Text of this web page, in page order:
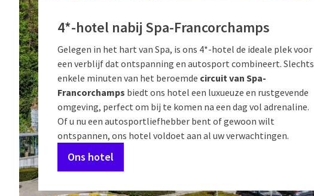
4*-hotel nabij Spa-Francorchamps
Gelegen in het hart van Spa, is ons 4*-hotel de ideale plek voor
een verblijf dat ontspanning en autosport combineert. Slechts
enkele minuten van het beroemde circuit van Spa-
Francorchamps biedt ons hotel een luxueuze en rustgevende
omgeving, perfect om bij te komen na een dag vol adrenaline.
Of u nu een autosportliefhebber bent of gewoon wilt
ontspannen, ons hotel voldoet aan al uw verwachtingen.
Ons hotel